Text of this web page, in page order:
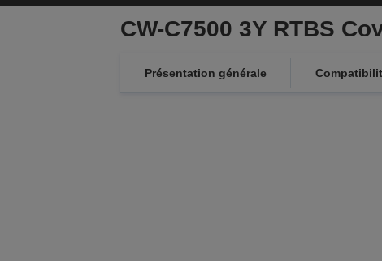
CW-C7500 3Y RTBS
Présentation générale